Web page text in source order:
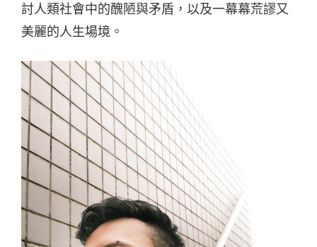
討人類社會中的醜陋與矛盾，以及一幕幕荒謬又
美麗的人生場境。